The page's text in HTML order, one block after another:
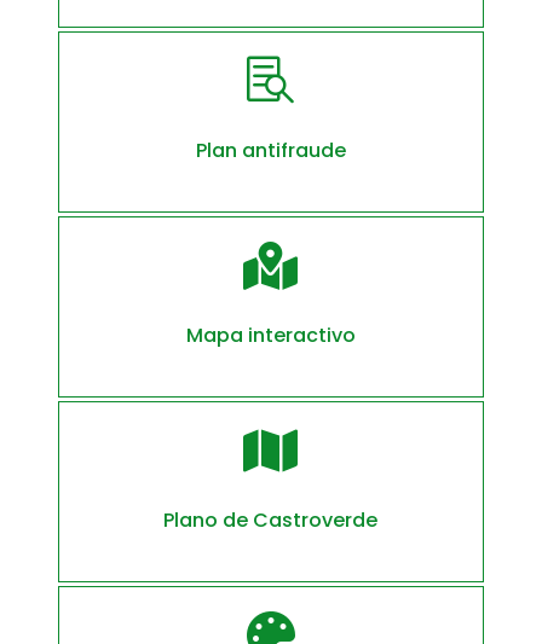

Plan antifraude

Mapa interactivo

Plano de Castroverde